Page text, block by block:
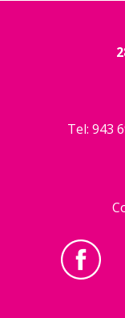
Tel: 943